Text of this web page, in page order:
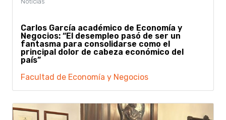
Carlos García académico de Economía y
Negocios: “El desempleo pasó de ser un
fantasma para consolidarse como el
principal dolor de cabeza económico del
país”
Facultad de Economía y Negocios